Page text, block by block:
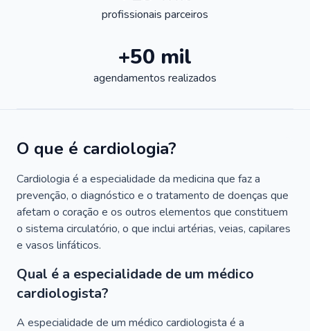
profissionais parceiros
+50 mil
agendamentos realizados
O que é cardiologia?
Cardiologia é a especialidade da medicina que faz a
prevenção, o diagnóstico e o tratamento de doenças que
afetam o coração e os outros elementos que constituem
o sistema circulatório, o que inclui artérias, veias, capilares
e vasos linfáticos.
Qual é a especialidade de um médico
cardiologista?
A especialidade de um médico cardiologista é a